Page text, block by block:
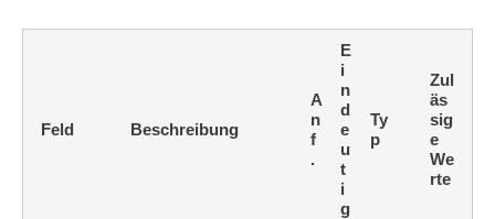
Feld Beschreibung
A
n
f
.
E
i
n
d
e
u
t
i
g
Ty
p
Zul
äs
sig
e
We
rte